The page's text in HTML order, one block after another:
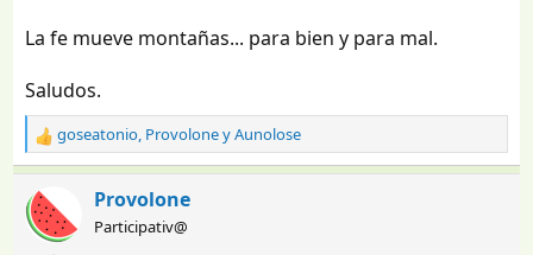
La fe mueve montañas... para bien y para mal.
Saludos.
R
e
c
c
goseatonio ProvoloneyAunolose
Provolone
Participativ@